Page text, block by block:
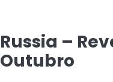
Russia –
Outubro